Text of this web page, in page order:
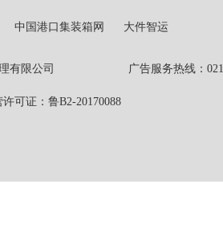
中国港口集装箱网
大件智运
管理有限公司 广告服务热线：021-
可证：鲁B2-20170088